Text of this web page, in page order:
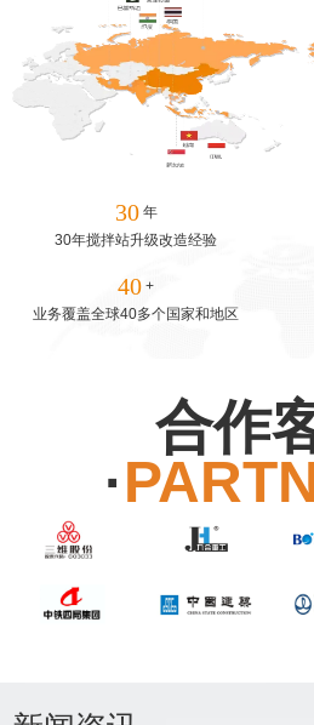
30 年
30年搅拌站升级改造经验
40 +
业务覆盖全球40多个国家和地区
合作
·